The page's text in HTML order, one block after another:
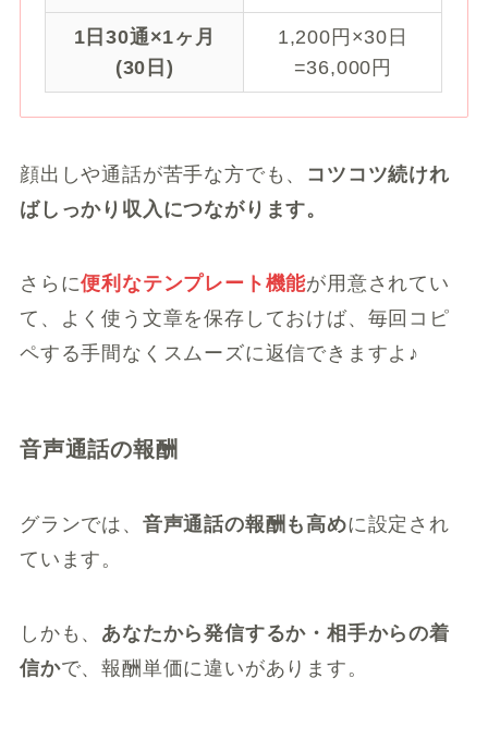
1日30通×1ヶ月
(30日)
1,200円×30日
=36,000円
顔出しや通話が苦手な方でも、 コツコツ続けれ
ばしっかり収入につながります。
さらに便利なテンプレート機能が用意されてい
て、よく使う文章を保存しておけば、毎回コピ
ペする手間なくスムーズに返信できますよ♪
音声通話の報酬
グランでは、 音声通話の報酬も高めに設定され
ています。
しかも、 あなたから発信するか・相手からの着
信かで、報酬単価に違いがあります。